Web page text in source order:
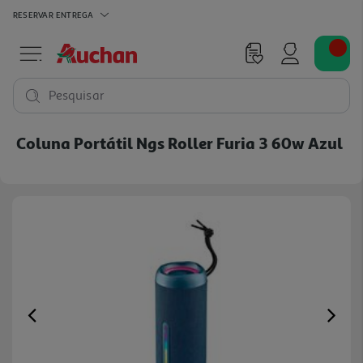
RESERVAR ENTREGA
Pesquisar
Coluna Portátil Ngs Roller Furia 3 60w Azul
Previous